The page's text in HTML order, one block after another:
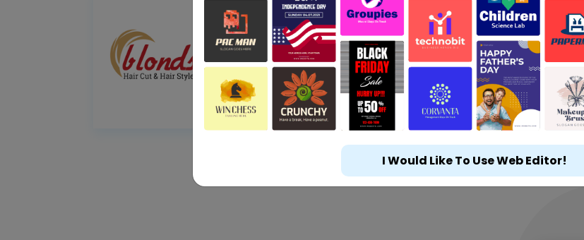
I Would Like To Use Web Editor!